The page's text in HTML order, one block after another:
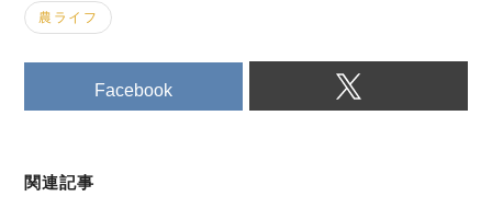
農ライフ
Facebook
関連記事